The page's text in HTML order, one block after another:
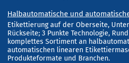
Halbautomatische und
Etikettierung auf der Oberseite,
Rückseite; 3 Punkte Technologie,
komplettes Sortiment an
automatischen linearen
Produkteformate und Branchen.